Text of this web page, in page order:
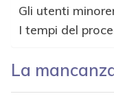
Gli utenti
I tempi del
La